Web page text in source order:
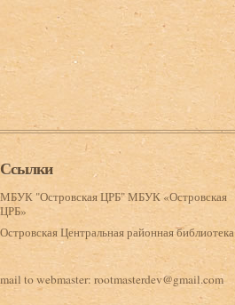
Ссылки
МБУК "Островская ЦРБ" МБУК «Островская
ЦРБ»
Островская Центральная районная библиотека
mail to webmaster: rootmasterdev@gmail.com